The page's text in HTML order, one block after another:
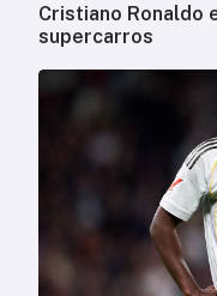
Cristiano Ronaldo
supercarros